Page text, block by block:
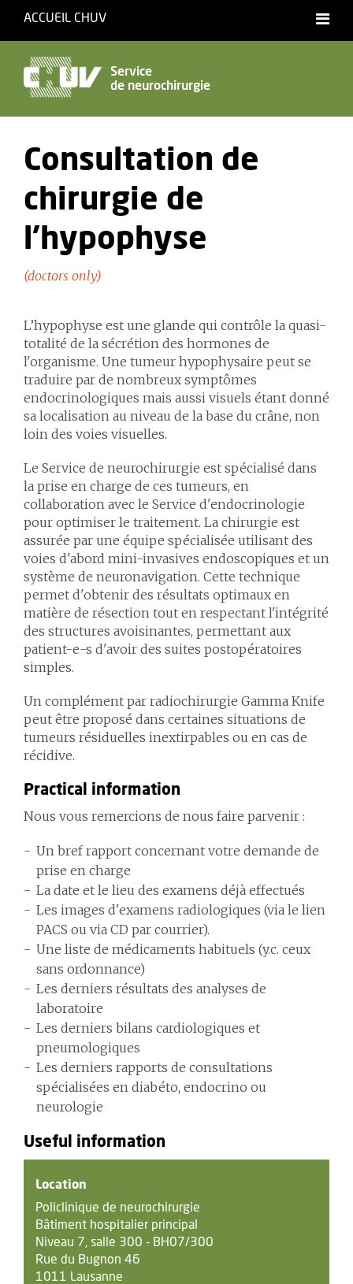
ACCUEIL CHUV
Service
de neurochirurgie
Consultation de
chirurgie de
l’hypophyse
(doctors only)
L’hypophyse est une glande qui contrôle la quasi-
totalité de la sécrétion des hormones de
l'organisme. Une tumeur hypophysaire peut se
traduire par de nombreux symptômes
endocrinologiques mais aussi visuels étant donné
sa localisation au niveau de la base du crâne, non
loin des voies visuelles.
Le Service de neurochirurgie est spécialisé dans
la prise en charge de ces tumeurs, en
collaboration avec le Service d'endocrinologie
pour optimiser le traitement. La chirurgie est
assurée par une équipe spécialisée utilisant des
voies d'abord mini-invasives endoscopiques et un
système de neuronavigation. Cette technique
permet d'obtenir des résultats optimaux en
matière de résection tout en respectant l'intégrité
des structures avoisinantes, permettant aux
patient-e-s d'avoir des suites postopératoires
simples.
Un complément par radiochirurgie Gamma Knife
peut être proposé dans certaines situations de
tumeurs résiduelles inextirpables ou en cas de
récidive.
Practical information
Nous vous remercions de nous faire parvenir :
Un bref rapport concernant votre demande de
prise en charge
La date et le lieu des examens déjà effectués
Les images d'examens radiologiques (via le lien
PACS ou via CD par courrier).
Une liste de médicaments habituels (y.c. ceux
sans ordonnance)
Les derniers résultats des analyses de
laboratoire
Les derniers bilans cardiologiques et
pneumologiques
Les derniers rapports de consultations
spécialisées en diabéto, endocrino ou
neurologie
Useful information
Location
Policlinique de neurochirurgie
Bâtiment hospitalier principal
Niveau 7, salle 300 - BH07/300
Rue du Bugnon 46
1011 Lausanne